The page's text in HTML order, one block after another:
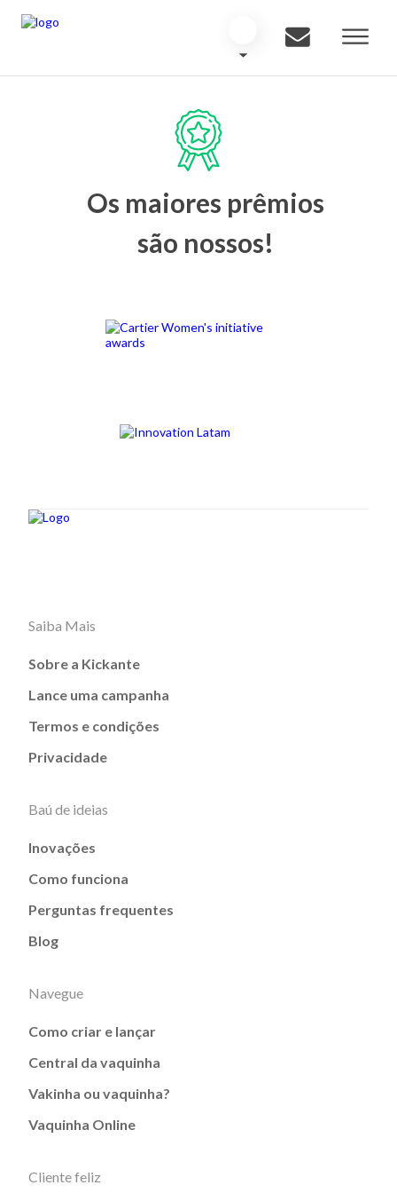
Os maiores prêmios
são nossos!
Saiba Mais
Sobre a Kickante
Lance uma campanha
Termos e condições
Privacidade
Baú de ideias
Inovações
Como funciona
Perguntas frequentes
Blog
Navegue
Como criar e lançar
Central da vaquinha
Vakinha ou vaquinha?
Vaquinha Online
Cliente feliz